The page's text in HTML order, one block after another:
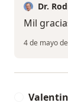
Dr.
Mil
4 de mayo